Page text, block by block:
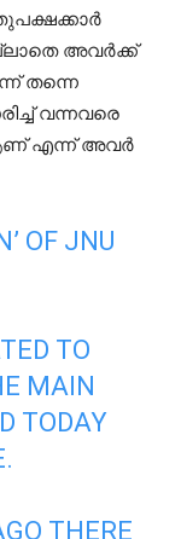
അവർക്ക്
തന്നെ
വന്നവരെ
ആണ് എന്ന് അവർ
OF JNU
TO
MAIN
TODAY
THERE